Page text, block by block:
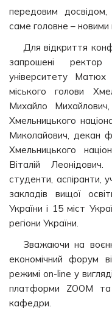
передовим досвідом,
саме головне – новими
Для відкриття
запрошені ректор
університету Матюх
міського голови
Михайло
Хмельницького
Миколайович, декан
Хмельницького
Віталій
студенти, аспіранти,
закладів вищої
України і 15 міст
регіони України.
Зважаючи на
економічний форум
режимі on-line у
платформи ZOOM та
кафедри.